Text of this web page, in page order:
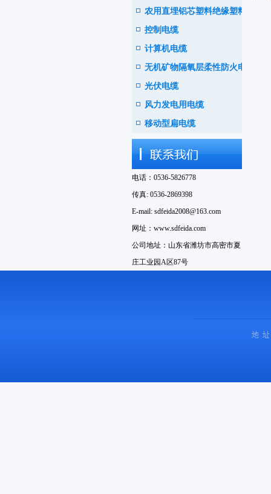
农用直埋铝芯塑料绝缘塑料护
套电线电缆
控制电缆
计算机电缆
无机矿物隔氧层柔性防火电缆
光伏电缆
风力发电用电缆
移动型扁电缆
电话：0536-5826778
传真: 0536-2869398
E-mail: sdfeida2008@163.com
网址：www.sdfeida.com
公司地址：山东省潍坊市高密市夏
庄工业园A区87号